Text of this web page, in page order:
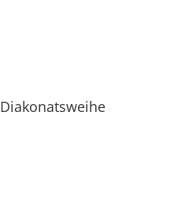
Diakonatsweihe